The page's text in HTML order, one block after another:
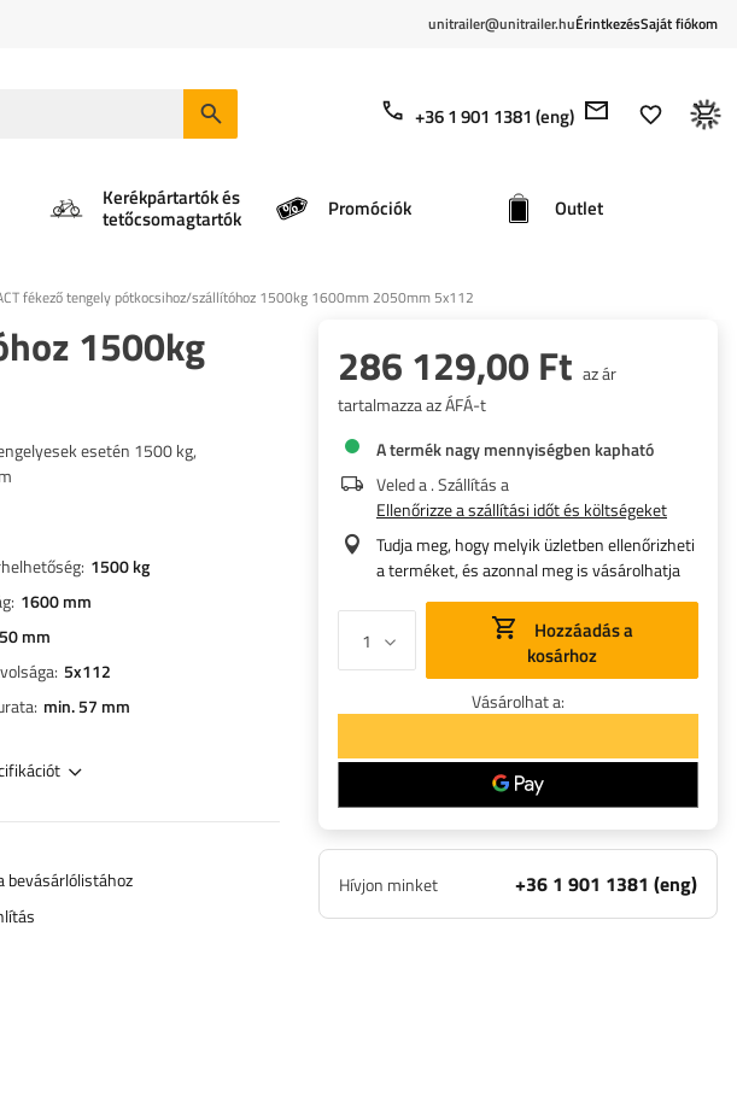
unitrailer@unitrailer.huÉrintkezésSaját fiókom
+36 1 901 1381 (eng)
Kerékpártartók és
tetőcsomagtartók Promóciók Outlet
fékező tengely pótkocsihoz/szállítóhoz 1500kg 1600mm 2050mm 5x112
1500kg
esetén 1500 kg,
1500 kg
1600 mm
mm
5x112
min. 57 mm
bevásárlólistához
286 129,00 Ft az ár
tartalmazza az ÁFÁ-t
A termék nagy mennyiségben kapható
Veled a. Szállítás a
Ellenőrizze a szállítási időt és költségeket
Tudja meg, hogy melyik üzletben ellenőrizheti
a terméket, és azonnal meg is vásárolhatja
kosárhoz
Vásárolhat a:
Hívjon minket +36 1 901 1381 (eng)